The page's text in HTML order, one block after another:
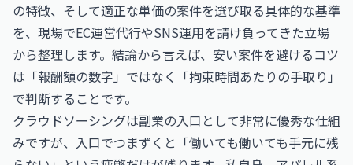
の特徴、そして適正な単価の案件を選び取る具体的な基準
を、現場でEC運営代行やSNS運用を請け負ってきた立場
から整理します。結論から言えば、安い案件を避けるコツ
は「報酬額の数字」ではなく「拘束時間あたりの手取り」
で判断することです。
クラウドソーシングは副業の入口として非常に優秀な仕組
みですが、入口でつまずくと「働いても働いても手元に残